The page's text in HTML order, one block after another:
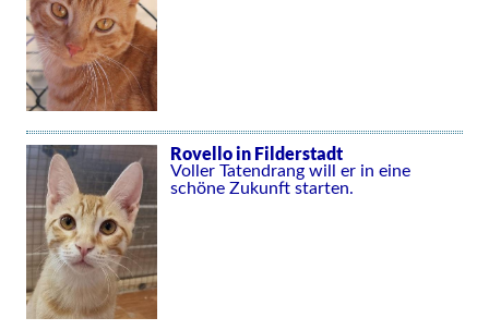
Rovello in Filderstadt
Voller Tatendrang will er in eine
schöne Zukunft starten.